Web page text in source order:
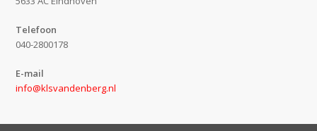
Telefoon
040-2800178
E-mail
info@klsvandenberg.nl